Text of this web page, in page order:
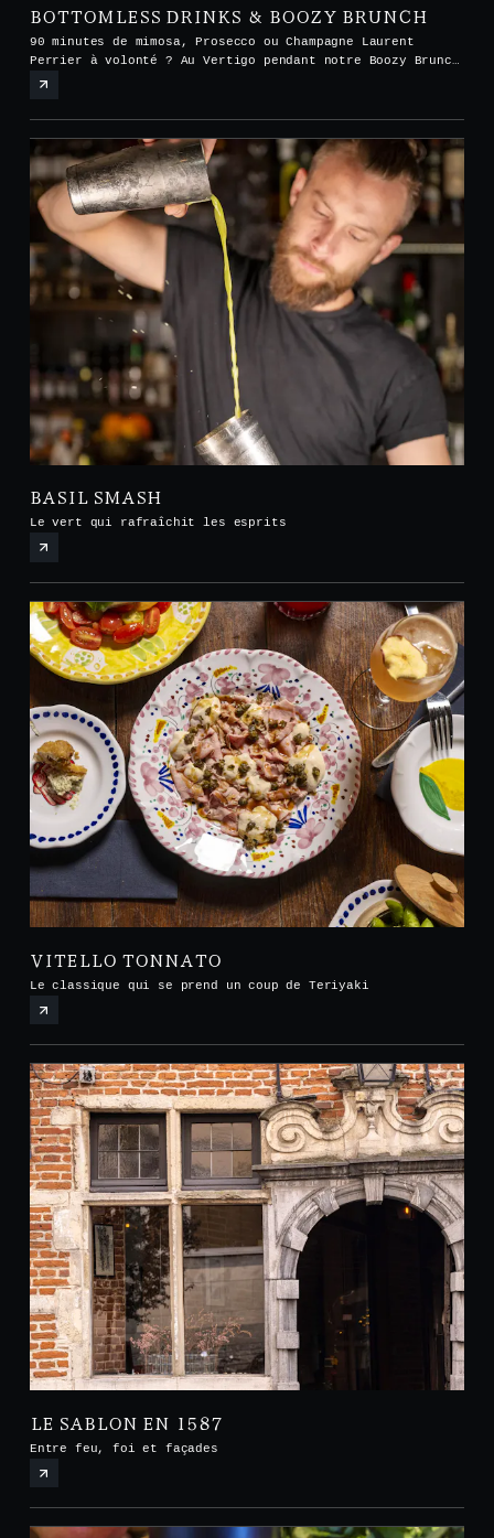
BOTTOMLESS DRINKS & BOOZY BRUNCH
90 minutes de mimosa, Prosecco ou Champagne Laurent
Perrier à volonté ? Au Vertigo pendant notre Boozy Brunch
tous les samedis et dimanches de midi à 15h
BASIL SMASH
Le vert qui rafraîchit les esprits
VITELLO TONNATO
Le classique qui se prend un coup de Teriyaki
LE SABLON EN 1587
Entre feu, foi et façades